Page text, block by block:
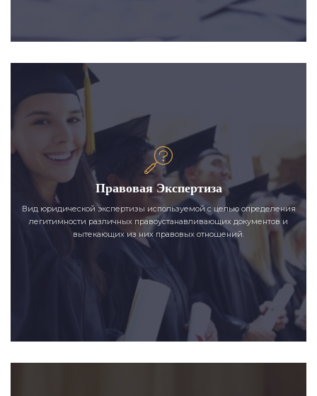
Правовая Экспертиза
Вид юридической экспертизы используемой с целью определения
легитимности различных правоустанавливающих документов и
вытекающих из них правовых отношений.